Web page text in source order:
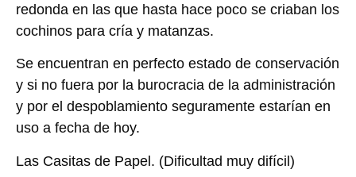
redonda en las que hasta hace poco se criaban los
cochinos para cría y matanzas.
Se encuentran en perfecto estado de conservación
y si no fuera por la burocracia de la administración
y por el despoblamiento seguramente estarían en
uso a fecha de hoy.
Las Casitas de Papel. (Dificultad muy difícil)